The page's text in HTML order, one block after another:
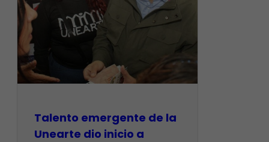
Talento emergente de la
Unearte dio inicio a